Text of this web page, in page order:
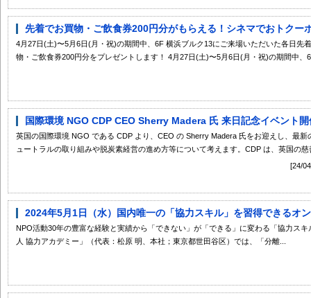
先着でお買物・ご飲食券200円分がもらえる！シネマでおトクー
4月27日(土)〜5月6日(月・祝)の期間中、6F 横浜ブルク13にご来場いただいた各日先
物・ご飲食券200円分をプレゼントします！ 4月27日(土)〜5月6日(月・祝)の期間中、
国際環境 NGO CDP CEO Sherry Madera 氏 来日記念イベント
英国の国際環境 NGO である CDP より、CEO の Sherry Madera 氏をお迎えし、最
ュートラルの取り組みや脱炭素経営の進め方等について考えます。CDP は、英国の慈
[24/
2024年5月1日（水）国内唯一の「協力スキル」を習得できるオ
NPO活動30年の豊富な経験と実績から「できない」が「できる」に変わる「協力ス
人 協力アカデミー」（代表：松原 明、本社；東京都世田谷区）では、「分離...